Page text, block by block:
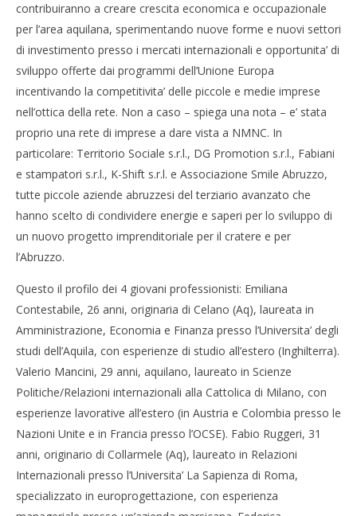
contribuiranno a creare crescita economica e occupazionale
per l’area aquilana, sperimentando nuove forme e nuovi settori
di investimento presso i mercati internazionali e opportunita’ di
sviluppo offerte dai programmi dell’Unione Europa
incentivando la competitivita’ delle piccole e medie imprese
nell’ottica della rete. Non a caso – spiega una nota – e’ stata
proprio una rete di imprese a dare vista a NMNC. In
particolare: Territorio Sociale s.r.l., DG Promotion s.r.l., Fabiani
e stampatori s.r.l., K-Shift s.r.l. e Associazione Smile Abruzzo,
tutte piccole aziende abruzzesi del terziario avanzato che
hanno scelto di condividere energie e saperi per lo sviluppo di
un nuovo progetto imprenditoriale per il cratere e per
l’Abruzzo.
Questo il profilo dei 4 giovani professionisti: Emiliana
Contestabile, 26 anni, originaria di Celano (Aq), laureata in
Amministrazione, Economia e Finanza presso l’Universita’ degli
studi dell’Aquila, con esperienze di studio all’estero (Inghilterra).
Valerio Mancini, 29 anni, aquilano, laureato in Scienze
Politiche/Relazioni internazionali alla Cattolica di Milano, con
esperienze lavorative all’estero (in Austria e Colombia presso le
Nazioni Unite e in Francia presso l’OCSE). Fabio Ruggeri, 31
anni, originario di Collarmele (Aq), laureato in Relazioni
Internazionali presso l’Universita’ La Sapienza di Roma,
specializzato in europrogettazione, con esperienza